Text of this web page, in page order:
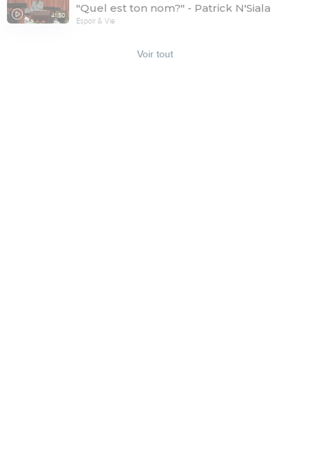
41:50
"Quel est ton nom?" - Patrick N'Siala
Espoir & Vie
Voir tout